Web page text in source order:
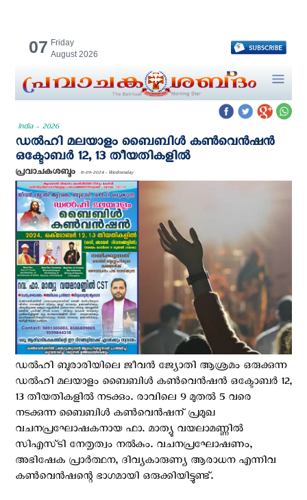
07 Friday
August 2026
India - 2026
ഡൽഹി മലയാളം ബൈബിള്‍ കൺവെൻഷൻ
ഒക്ടോബർ 12, 13 തീയതികളിൽ
പ്രവാചകശബ്ദം 11-09-2024 - Wednesday
ഡൽഹി ബുരാരിയിലെ ജീവൻ ജ്യോതി ആശ്രമം ഒരുക്കുന്ന
ഡൽഹി മലയാളം ബൈബിള്‍ കൺവെൻഷൻ ഒക്ടോബർ 12,
13 തീയതികളിൽ നടക്കും. രാവിലെ 9 മുതൽ 5 വരെ
നടക്കുന്ന ബൈബിള്‍ കണ്‍വെന്‍ഷന് പ്രമുഖ
വചനപ്രഘോഷകനായ ഫാ. മാത്യു വയലാമണ്ണില്‍
സി‌എസ്‌ടി നേതൃത്വം നല്‍കും. വചനപ്രഘോഷണം,
അഭിഷേക പ്രാർത്ഥന, ദിവ്യകാരുണ്യ ആരാധന എന്നിവ
കണ്‍വെന്‍ഷന്റെ ഭാഗമായി ഒരുക്കിയിട്ടുണ്ട്.